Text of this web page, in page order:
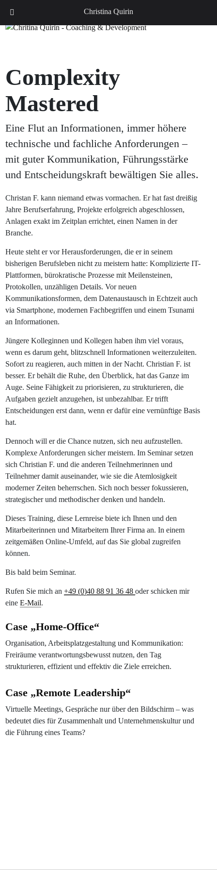
Complexity
Mastered
Eine Flut an Informationen, immer höhere
technische und fachliche Anforderungen –
mit guter Kommunikation, Führungsstärke
und Entscheidungskraft bewältigen Sie alles.
Christan F. kann niemand etwas vormachen. Er hat fast dreißig
Jahre Berufserfahrung, Projekte erfolgreich abgeschlossen,
Anlagen exakt im Zeitplan errichtet, einen Namen in der
Branche.
Heute steht er vor Herausforderungen, die er in seinem
bisherigen Berufsleben nicht zu meistern hatte: Komplizierte IT-
Plattformen, bürokratische Prozesse mit Meilensteinen,
Protokollen, unzähligen Details. Vor neuen
Kommunikationsformen, dem Datenaustausch in Echtzeit auch
via Smartphone, modernen Fachbegriffen und einem Tsunami
an Informationen.
Jüngere Kolleginnen und Kollegen haben ihm viel voraus,
wenn es darum geht, blitzschnell Informationen weiterzuleiten.
Sofort zu reagieren, auch mitten in der Nacht. Christian F. ist
besser. Er behält die Ruhe, den Überblick, hat das Ganze im
Auge. Seine Fähigkeit zu priorisieren, zu strukturieren, die
Aufgaben gezielt anzugehen, ist unbezahlbar. Er trifft
Entscheidungen erst dann, wenn er dafür eine vernünftige Basis
hat.
Dennoch will er die Chance nutzen, sich neu aufzustellen.
Komplexe Anforderungen sicher meistern. Im Seminar setzen
sich Christian F. und die anderen Teilnehmerinnen und
Teilnehmer damit auseinander, wie sie die Atemlosigkeit
moderner Zeiten beherrschen. Sich noch besser fokussieren,
strategischer und methodischer denken und handeln.
Dieses Training, diese Lernreise biete ich Ihnen und den
Mitarbeiterinnen und Mitarbeitern Ihrer Firma an. In einem
zeitgemäßen Online-Umfeld, auf das Sie global zugreifen
können.
Bis bald beim Seminar.
Rufen Sie mich an+49 (0)40 88 91 36 48oder schicken mir
eineE-Mail.
Case „Home-Office“
Organisation, Arbeitsplatzgestaltung und Kommunikation:
Freiräume verantwortungsbewusst nutzen, den Tag
strukturieren, effizient und effektiv die Ziele erreichen.
Case „Remote Leadership“
Virtuelle Meetings, Gespräche nur über den Bildschirm – was
bedeutet dies für Zusammenhalt und Unternehmenskultur und
die Führung eines Teams?
Christina Quirin